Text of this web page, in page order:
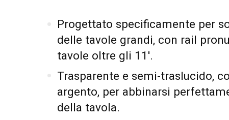
Progettato specificamente per
delle tavole grandi, con rail
tavole oltre gli 11'.
Trasparente e semi-traslucido,
argento, per abbinarsi
della tavola.